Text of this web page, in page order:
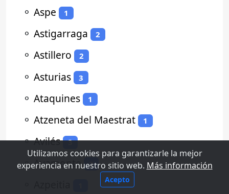
⚬ Aspe 1
⚬ Astigarraga 2
⚬ Astillero 2
⚬ Asturias 3
⚬ Ataquines 1
⚬ Atzeneta del Maestrat 1
⚬Avilés 3
⚬Ayamonte 2
Utilizamos cookies para garantizarle la mejor
experiencia en nuestro sitio web. Más información
Acepto